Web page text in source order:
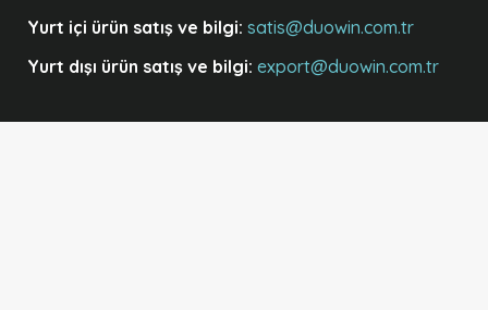
Yurt içi ürün satış ve bilgi: satis@duowin.com.tr
Yurt dışı ürün satış ve bilgi: export@duowin.com.tr